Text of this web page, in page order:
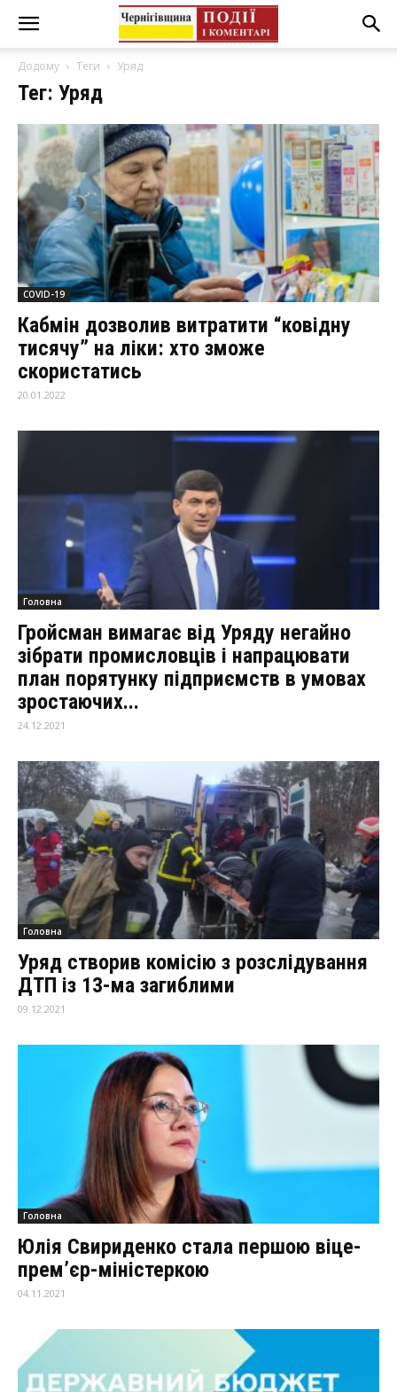
Додому Теги Уряд
Тег: Уряд
COVID-19
Кабмін дозволив витратити “ковідну
тисячу” на ліки: хто зможе
скористатись
20.01.2022
Головна
Гройсман вимагає від Уряду негайно
зібрати промисловців і напрацювати
план порятунку підприємств в умовах
зростаючих...
24.12.2021
Головна
Уряд створив комісію з розслідування
ДТП із 13-ма загиблими
09.12.2021
Головна
Юлія Свириденко стала першою віце-
прем’єр-міністеркою
04.11.2021